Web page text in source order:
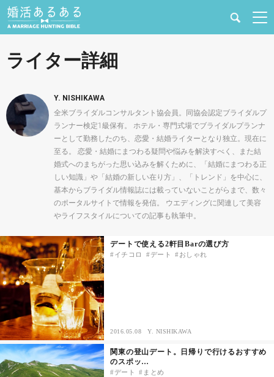
恋愛の悩み
合コン・街コン
マッチングアプリ
結婚相談所
あるある
その他
ドキドキ
仕事とキャリア
ライター詳細
Y. NISHIKAWA
全米ブライダルコンサルタント協会員。同協会認定ブライダルプ
ランナー検定1級保有。 ホテル・専門式場でブライダルプランナ
ーとして勤務したのち、恋愛・結婚ライターとなり独立。現在に
至る。 恋愛・結婚にまつわる疑問や悩みを解決すべく、また結
婚式へのまちがった思い込みを解くために、「結婚にまつわる正
しい知識」や「結婚の新しい在り方」、「トレンド」を中心に、
基本からブライダル情報誌には載っていないことがらまで、数々
のポータルサイトで情報を発信。 ウエディングに関連して美容
やライフスタイルについての記事も執筆中。
デートで使える2軒目Barの選び方
イチコロ デート おしゃれ
2016.05.08 Y. NISHIKAWA
関東の登山デート。日帰りで行けるおすすめ
のスポッ…
デート まとめ